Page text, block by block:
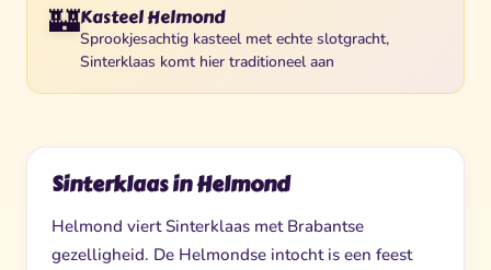
🏰Kasteel Helmond
Sprookjesachtig kasteel met echte slotgracht,
Sinterklaas komt hier traditioneel aan
Sinterklaas in Helmond
Helmond viert Sinterklaas met Brabantse
gezelligheid. De Helmondse intocht is een feest